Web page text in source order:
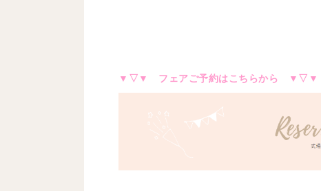
▼▽▼ フェアご予約はこちらから ▼▽▼